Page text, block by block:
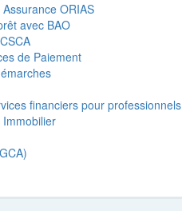
ORIAS
avec BAO
de Paiement
financiers pour professionnels